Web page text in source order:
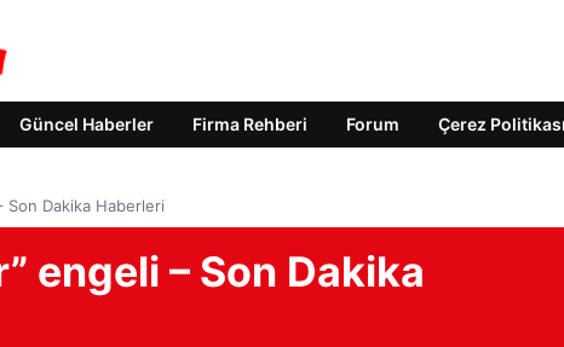
Güncel Haberler Firma Rehberi Forum Çerez Politikası
Son Dakika Haberleri
engeli – Son Dakika